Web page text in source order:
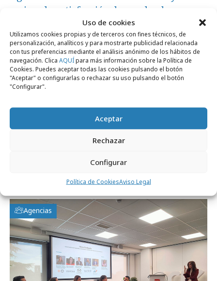
Uso de cookies
Utilizamos cookies propias y de terceros con fines técnicos, de
personalización, analíticos y para mostrarte publicidad relacionada
con tus preferencias mediante el análisis anónimo de los hábitos de
navegación. Clica AQUÍpara más información sobre la Política de
Cookies. Puedes aceptar todas las cookies pulsando el botón
"Aceptar" o configurarlas o rechazar su uso pulsando el botón
"Configurar".
Aceptar
Rechazar
Configurar
Política de CookiesAviso Legal
mejora la satisfacción de empleados
Opinión
En casa del herrero…
Agencias